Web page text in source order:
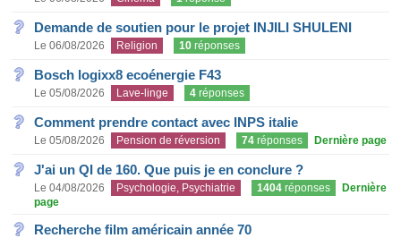
Demande de soutien pour le projet INJILI SHULENI
Le 06/08/2026 Religion 10 réponses
Bosch logixx8 ecoénergie F43
Le 05/08/2026 Lave-linge 4 réponses
Comment prendre contact avec INPS italie
Le 05/08/2026 Pension de réversion 74 réponses Dernière page
J'ai un QI de 160. Que puis je en conclure ?
Le 04/08/2026 Psychologie, Psychiatrie 1404 réponses
Dernière
page
Recherche film américain année 70